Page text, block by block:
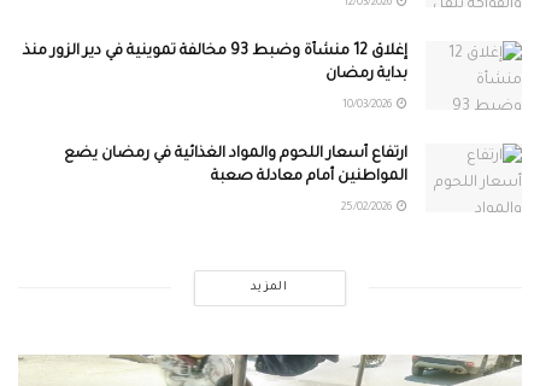
إغلاق 12 منشأة وضبط 93 مخالفة تموينية في دير الزور منذ
بداية رمضان
ارتفاع أسعار اللحوم والمواد الغذائية في رمضان يضع
المواطنين أمام معادلة صعبة
المزيد